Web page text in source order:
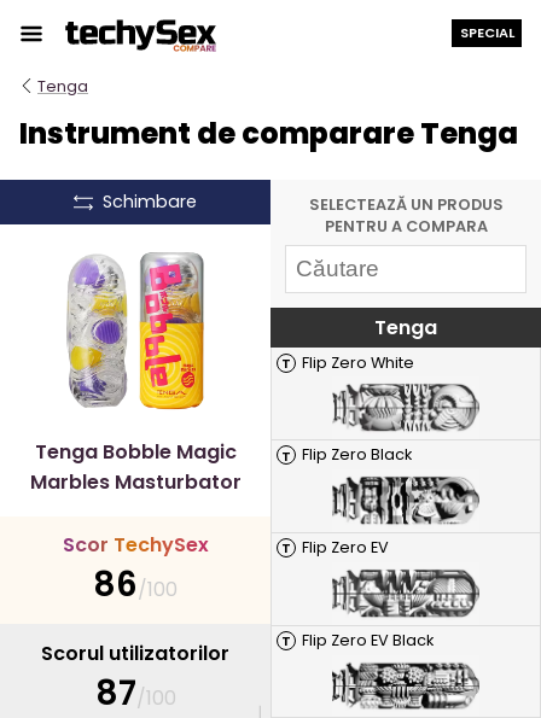
conținut
SPECIAL
Tenga
Instrument de comparare Tenga
SELECTEAZĂ UN PRODUS
PENTRU A COMPARA
Tenga
T Flip Zero White
T Flip Zero Black
T Flip Zero EV
T Flip Zero EV Black
Schimbare
Tenga Bobble Magic
Marbles Masturbator
Scor TechySex
86/100
Scorul utilizatorilor
87/100